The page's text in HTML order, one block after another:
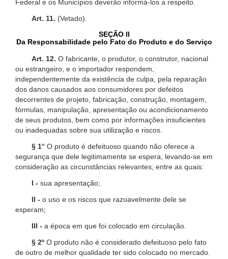
Federal e os Municípios deverão informá-los a respeito.
Art. 11. (Vetado).
SEÇÃO II
Da Responsabilidade pelo Fato do Produto e do Serviço
Art. 12. O fabricante, o produtor, o construtor, nacional
ou estrangeiro, e o importador respondem,
independentemente da existência de culpa, pela reparação
dos danos causados aos consumidores por defeitos
decorrentes de projeto, fabricação, construção, montagem,
fórmulas, manipulação, apresentação ou acondicionamento
de seus produtos, bem como por informações insuficientes
ou inadequadas sobre sua utilização e riscos.
§ 1° O produto é defeituoso quando não oferece a
segurança que dele legitimamente se espera, levando-se em
consideração as circunstâncias relevantes, entre as quais:
I - sua apresentação;
II - o uso e os riscos que razoavelmente dele se
esperam;
III - a época em que foi colocado em circulação.
§ 2º O produto não é considerado defeituoso pelo fato
de outro de melhor qualidade ter sido colocado no mercado.